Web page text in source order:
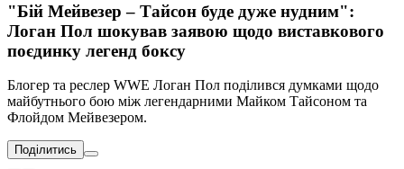
"Бій Мейвезер – Тайсон буде дуже нудним":
Логан Пол шокував заявою щодо виставкового
поєдинку легенд боксу
Блогер та реслер WWE Логан Пол поділився думками щодо
майбутнього бою між легендарними Майком Тайсоном та
Флойдом Мейвезером.
Поділитись